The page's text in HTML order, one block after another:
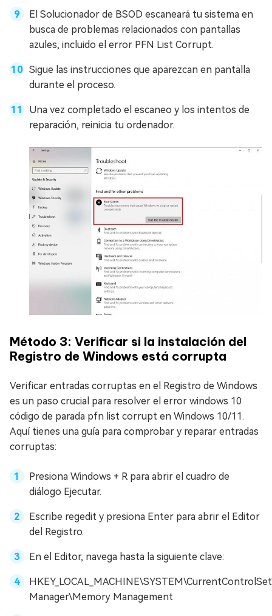
El Solucionador de BSOD escaneará tu sistema en
busca de problemas relacionados con pantallas
azules, incluido el error PFN List Corrupt.
Sigue las instrucciones que aparezcan en pantalla
durante el proceso.
Una vez completado el escaneo y los intentos de
reparación, reinicia tu ordenador.
Método 3: Verificar si la instalación del
Registro de Windows está corrupta
Verificar entradas corruptas en el Registro de Windows
es un paso crucial para resolver el error windows 10
código de parada pfn list corrupt en Windows 10/11.
Aquí tienes una guía para comprobar y reparar entradas
corruptas:
Presiona Windows + R para abrir el cuadro de
diálogo Ejecutar.
Escribe regedit y presiona Enter para abrir el Editor
del Registro.
En el Editor, navega hasta la siguiente clave:
Manager\Memory Management